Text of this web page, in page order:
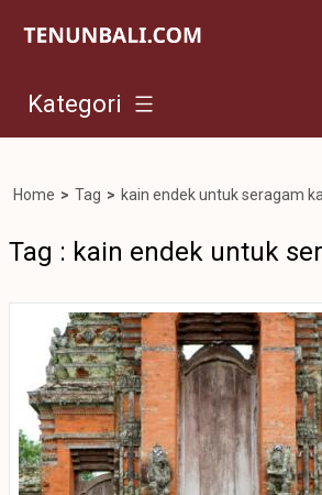
Kategori
Home > Tag > kain endek untuk seragam
Tag : kain endek untuk